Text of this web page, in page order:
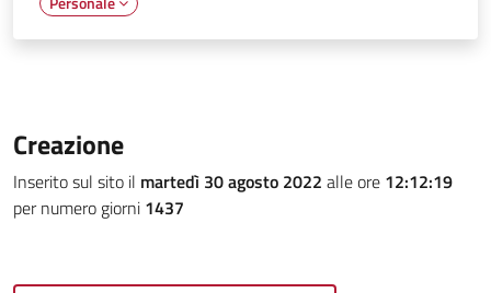
Creazione
Inserito sul sito il martedì 30 agosto 2022 alle ore 12:12:19
per numero giorni 1437